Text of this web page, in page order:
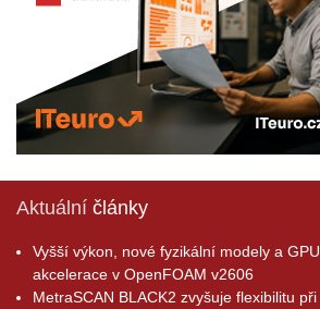
Aktuální články
Vyšší výkon, nové fyzikální modely a GPU
akcelerace v OpenFOAM v2606
MetraSCAN BLACK2 zvyšuje flexibilitu při